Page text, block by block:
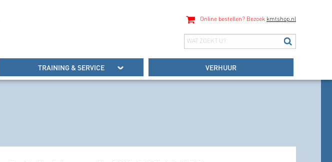
Online bestellen? Bezoek kmtshop.nl
TRAINING & SERVICE VERHUUR